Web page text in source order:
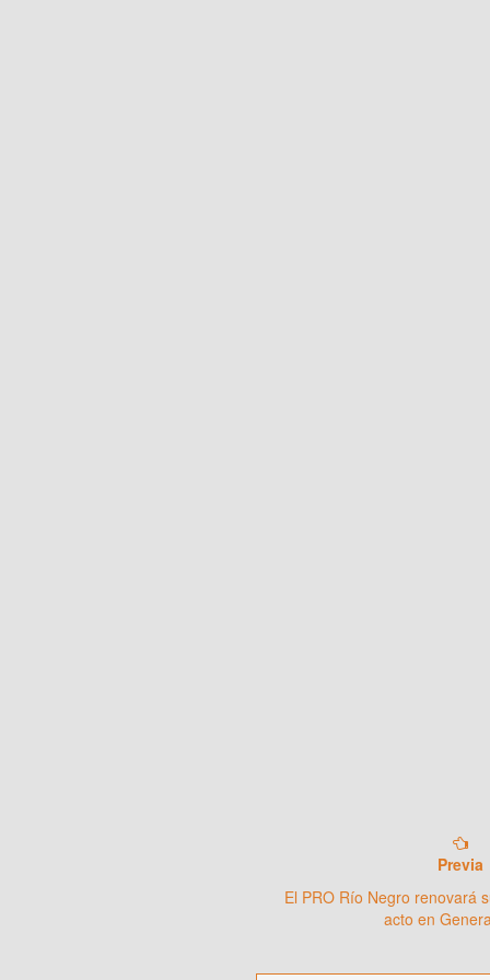
Previa
El PRO Río Negro renovará
acto en